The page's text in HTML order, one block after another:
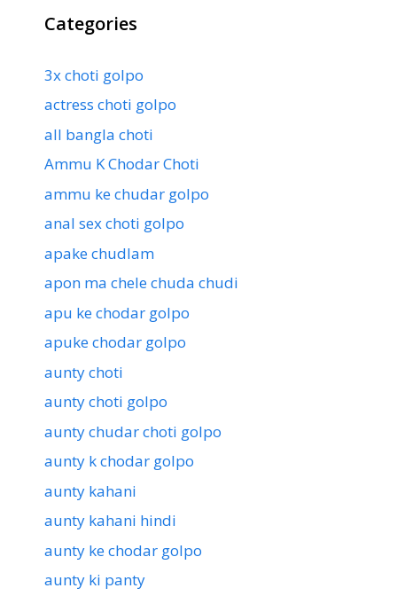
Categories
3x choti golpo
actress choti golpo
all bangla choti
Ammu K Chodar Choti
ammu ke chudar golpo
anal sex choti golpo
apake chudlam
apon ma chele chuda chudi
apu ke chodar golpo
apuke chodar golpo
aunty choti
aunty choti golpo
aunty chudar choti golpo
aunty k chodar golpo
aunty kahani
aunty kahani hindi
aunty ke chodar golpo
aunty ki panty